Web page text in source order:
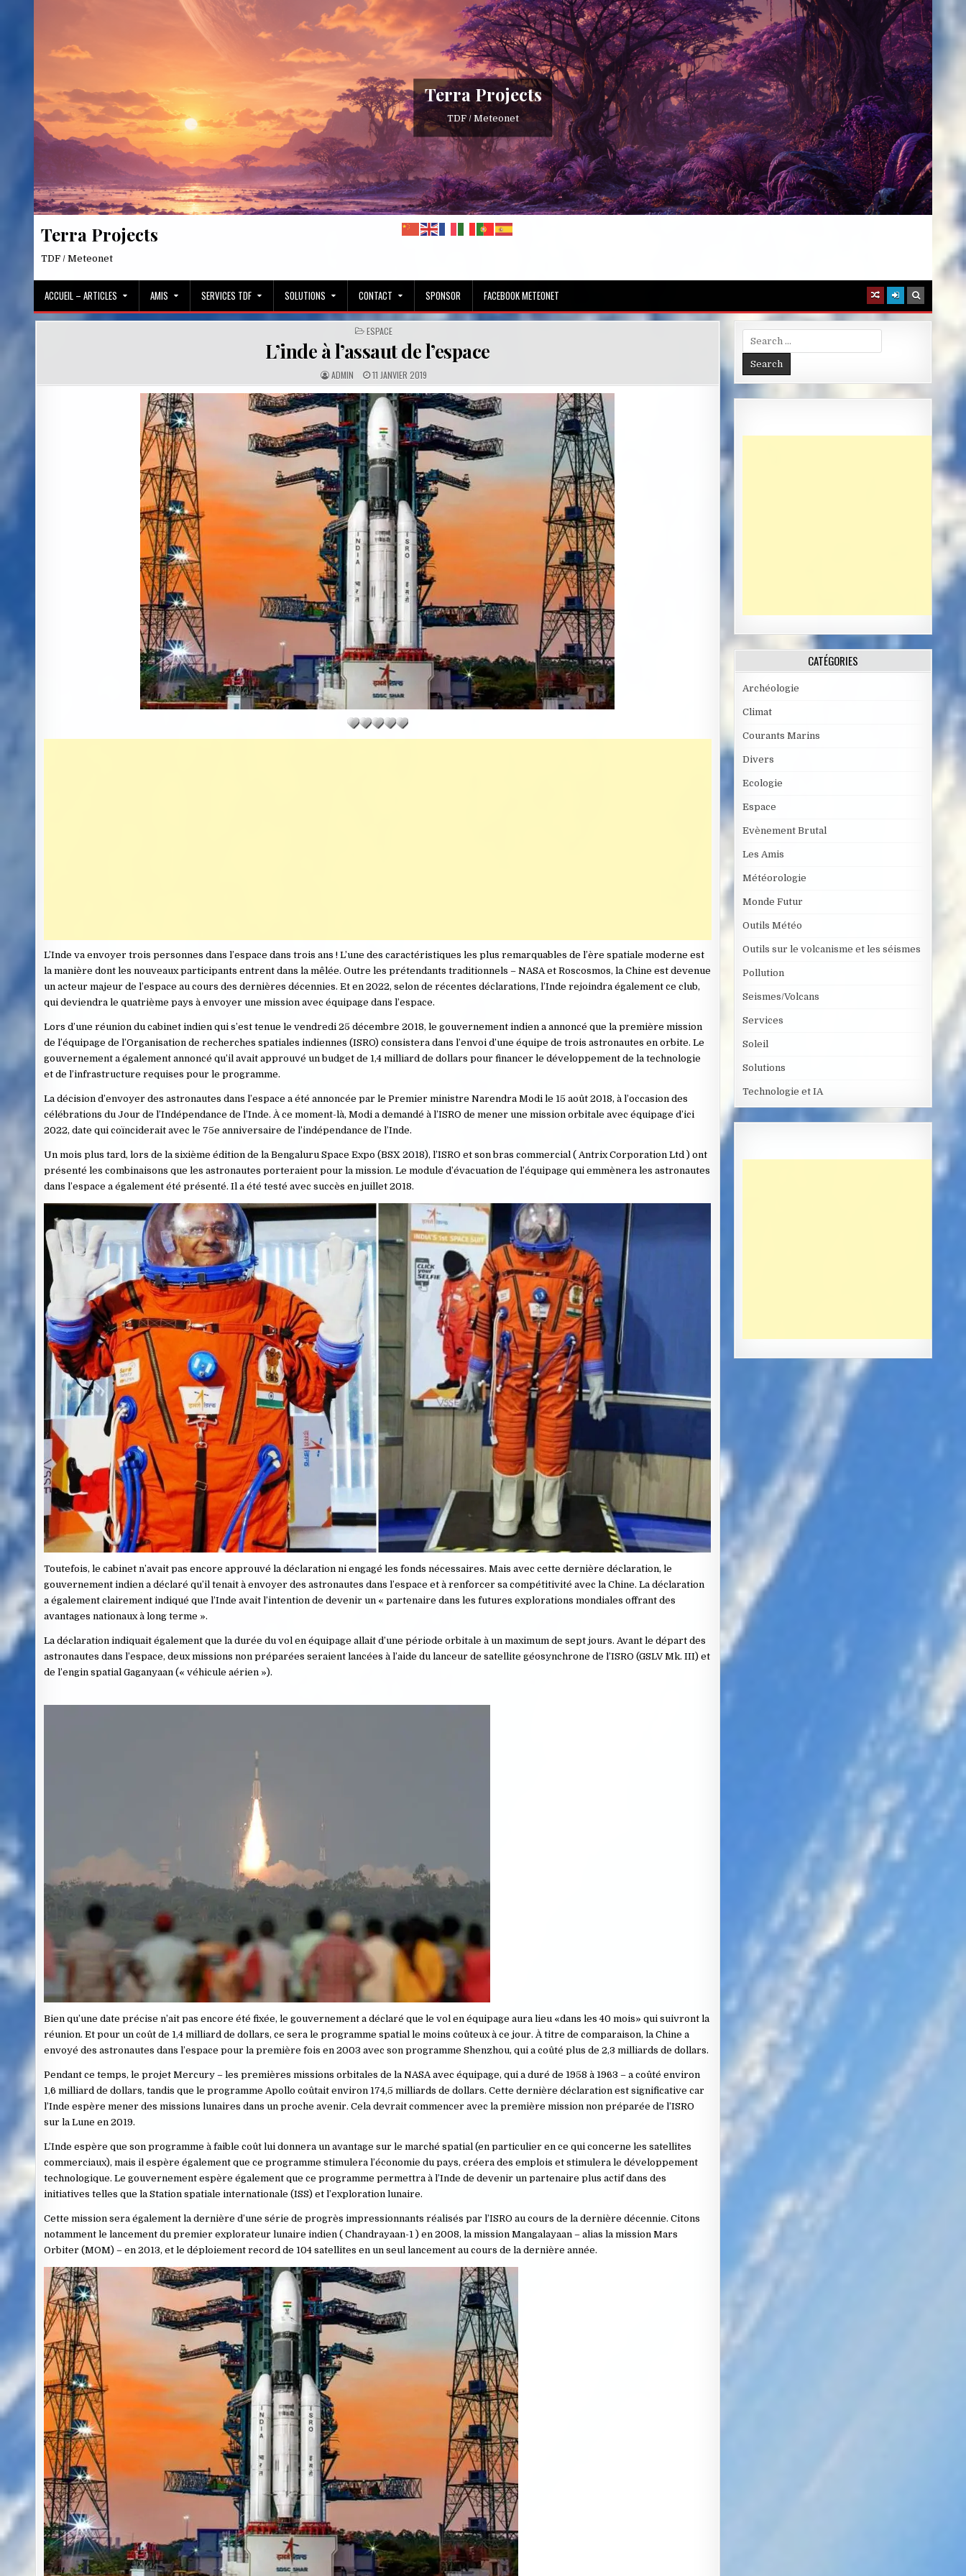
Terra Projects
TDF / Meteonet
Terra Projects
TDF / Meteonet
ACCUEIL – ARTICLES AMIS SERVICES TDF SOLUTIONS CONTACT SPONSOR FACEBOOK METEONET
POSTED
IN
ESPACE
L’inde à l’assaut de l’espace
A
U
T
H
O
:
ADMIN P
U
B
L
I
S
D
D
A
T
11 JANVIER 2019
L’Inde va envoyer trois personnes dans l’espace dans trois ans ! L’une des caractéristiques les plus remarquables de l’ère spatiale moderne est
la manière dont les nouveaux participants entrent dans la mêlée. Outre les prétendants traditionnels – NASA et Roscosmos, la Chine est devenue
un acteur majeur de l’espace au cours des dernières décennies. Et en 2022, selon de récentes déclarations, l’Inde rejoindra également ce club,
qui deviendra le quatrième pays à envoyer une mission avec équipage dans l’espace.
Lors d’une réunion du cabinet indien qui s’est tenue le vendredi 25 décembre 2018, le gouvernement indien a annoncé que la première mission
de l’équipage de l’Organisation de recherches spatiales indiennes (ISRO) consistera dans l’envoi d’une équipe de trois astronautes en orbite. Le
gouvernement a également annoncé qu’il avait approuvé un budget de 1,4 milliard de dollars pour financer le développement de la technologie
et de l’infrastructure requises pour le programme.
La décision d’envoyer des astronautes dans l’espace a été annoncée par le Premier ministre Narendra Modi le 15 août 2018, à l’occasion des
célébrations du Jour de l’Indépendance de l’Inde. À ce moment-là, Modi a demandé à l’ISRO de mener une mission orbitale avec équipage d’ici
2022, date qui coïnciderait avec le 75e anniversaire de l’indépendance de l’Inde.
Un mois plus tard, lors de la sixième édition de la Bengaluru Space Expo (BSX 2018), l’ISRO et son bras commercial ( Antrix Corporation Ltd ) ont
présenté les combinaisons que les astronautes porteraient pour la mission. Le module d’évacuation de l’équipage qui emmènera les astronautes
dans l’espace a également été présenté. Il a été testé avec succès en juillet 2018.
Toutefois, le cabinet n’avait pas encore approuvé la déclaration ni engagé les fonds nécessaires. Mais avec cette dernière déclaration, le
gouvernement indien a déclaré qu’il tenait à envoyer des astronautes dans l’espace et à renforcer sa compétitivité avec la Chine. La déclaration
a également clairement indiqué que l’Inde avait l’intention de devenir un « partenaire dans les futures explorations mondiales offrant des
avantages nationaux à long terme ».
La déclaration indiquait également que la durée du vol en équipage allait d’une période orbitale à un maximum de sept jours. Avant le départ des
astronautes dans l’espace, deux missions non préparées seraient lancées à l’aide du lanceur de satellite géosynchrone de l’ISRO (GSLV Mk. III) et
de l’engin spatial Gaganyaan (« véhicule aérien »).
Bien qu’une date précise n’ait pas encore été fixée, le gouvernement a déclaré que le vol en équipage aura lieu «dans les 40 mois» qui suivront la
réunion. Et pour un coût de 1,4 milliard de dollars, ce sera le programme spatial le moins coûteux à ce jour. À titre de comparaison, la Chine a
envoyé des astronautes dans l’espace pour la première fois en 2003 avec son programme Shenzhou, qui a coûté plus de 2,3 milliards de dollars.
Pendant ce temps, le projet Mercury – les premières missions orbitales de la NASA avec équipage, qui a duré de 1958 à 1963 – a coûté environ
1,6 milliard de dollars, tandis que le programme Apollo coûtait environ 174,5 milliards de dollars. Cette dernière déclaration est significative car
l’Inde espère mener des missions lunaires dans un proche avenir. Cela devrait commencer avec la première mission non préparée de l’ISRO
sur la Lune en 2019.
L’Inde espère que son programme à faible coût lui donnera un avantage sur le marché spatial (en particulier en ce qui concerne les satellites
commerciaux), mais il espère également que ce programme stimulera l’économie du pays, créera des emplois et stimulera le développement
technologique. Le gouvernement espère également que ce programme permettra à l’Inde de devenir un partenaire plus actif dans des
initiatives telles que laStation spatiale internationale (ISS) et l’exploration lunaire.
Cette mission sera également la dernière d’une série de progrès impressionnants réalisés par l’ISRO au cours de la dernière décennie. Citons
notamment le lancement du premier explorateur lunaire indien (Chandrayaan-1 ) en 2008, lamission Mangalayaan – alias lamission Mars
Orbiter (MOM) – en 2013, et le déploiement record de 104 satellites en un seul lancement au cours de la dernière année.
Search
for:
CATÉGORIES
Archéologie
Climat
Courants Marins
Divers
Ecologie
Espace
Evènement Brutal
Les Amis
Météorologie
Monde Futur
Outils Météo
Outils sur le volcanisme et les séismes
Pollution
Seismes/Volcans
Services
Soleil
Solutions
Technologie et IA